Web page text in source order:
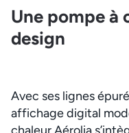
Une pompe à
design
Avec ses lignes
affichage digital